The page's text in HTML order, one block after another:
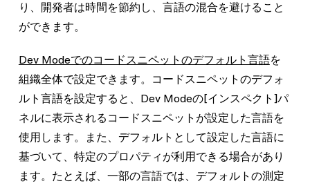
り、開発者は時間を節約し、言語の混合を避けること
ができます。
Dev Modeでのコードスニペットのデフォルト言語を
組織全体で設定できます。コードスニペットのデフォ
ルト言語を設定すると、Dev Modeの[インスペクト]パ
ネルに表示されるコードスニペットが設定した言語を
使用します。また、デフォルトとして設定した言語に
基づいて、特定のプロパティが利用できる場合があり
ます。たとえば、一部の言語では、デフォルトの測定